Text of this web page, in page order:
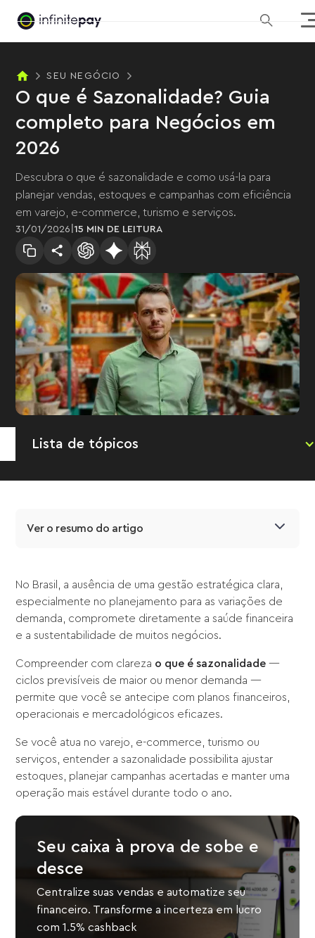
SEU NEGÓCIO
O que é Sazonalidade? Guia
completo para Negócios em
2026
Descubra o que é sazonalidade e como usá-la para
planejar vendas, estoques e campanhas com eficiência
em varejo, e-commerce, turismo e serviços.
31 /01 /2026 15 MIN DE LEITURA
Lista de tópicos
Ver o resumo do artigo
No Brasil, a ausência de uma gestão estratégica clara,
especialmente no planejamento para as variações de
demanda, compromete diretamente a saúde financeira
e a sustentabilidade de muitos negócios.
Compreender com clareza o que é sazonalidade —
ciclos previsíveis de maior ou menor demanda —
permite que você se antecipe com planos financeiros,
operacionais e mercadológicos eficazes.
Se você atua no varejo, e-commerce, turismo ou
serviços, entender a sazonalidade possibilita ajustar
estoques, planejar campanhas acertadas e manter uma
operação mais estável durante todo o ano.
Seu caixa à prova de sobe e
desce
Centralize suas vendas e automatize seu
financeiro. Transforme a incerteza em lucro
com 1.5% cashback